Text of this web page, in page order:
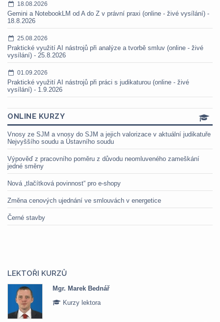
18.08.2026
Gemini a NotebookLM od A do Z v právní praxi (online - živé vysílání) -
18.8.2026
25.08.2026
Praktické využití AI nástrojů při analýze a tvorbě smluv (online - živé
vysílání) - 25.8.2026
01.09.2026
Praktické využití AI nástrojů při práci s judikaturou (online - živé
vysílání) - 1.9.2026
ONLINE KURZY
Vnosy ze SJM a vnosy do SJM a jejich valorizace v aktuální judikatuře
Nejvyššího soudu a Ústavního soudu
Výpověď z pracovního poměru z důvodu neomluveného zameškání
jedné směny
Nová „tlačítková povinnost“ pro e-shopy
Změna cenových ujednání ve smlouvách v energetice
Černé stavby
LEKTOŘI KURZŮ
Mgr. Marek Bednář
Kurzy lektora